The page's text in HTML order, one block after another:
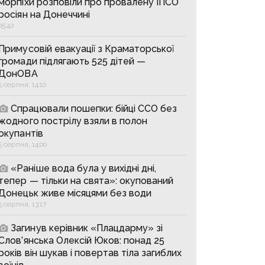
на Донеччині
евакуації з Краматорської
підлягають 525 дітей —
серпня, 14:10
Спрацювали пошепки: бійці ССО без
пострілу взяли в полон
серпня, 14:00
«Раніше вода була у вихідні дні,
— тільки на свята»: окупований
живе місяцями без води
серпня, 13:17
Загинув керівник «Плацдарму» зі
Олексій Юков: понад 25
він шукав і повертав тіла загиблих